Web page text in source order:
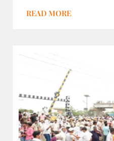
READ MORE